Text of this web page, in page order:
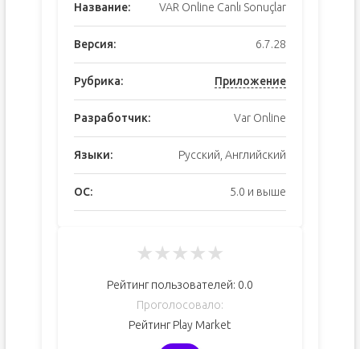
Название: VAR Online Canlı Sonuçlar
Версия: 6.7.28
Рубрика: Приложение
Разработчик: Var Online
Языки: Русский, Английский
ОС: 5.0 и выше
★★★★★
Рейтинг пользователей: 0.0
Проголосовало:
Рейтинг Play Market